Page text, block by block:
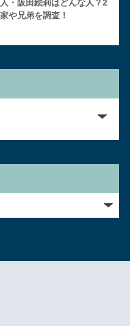
・阪田絵莉はどんな人？2
や兄弟を調査！